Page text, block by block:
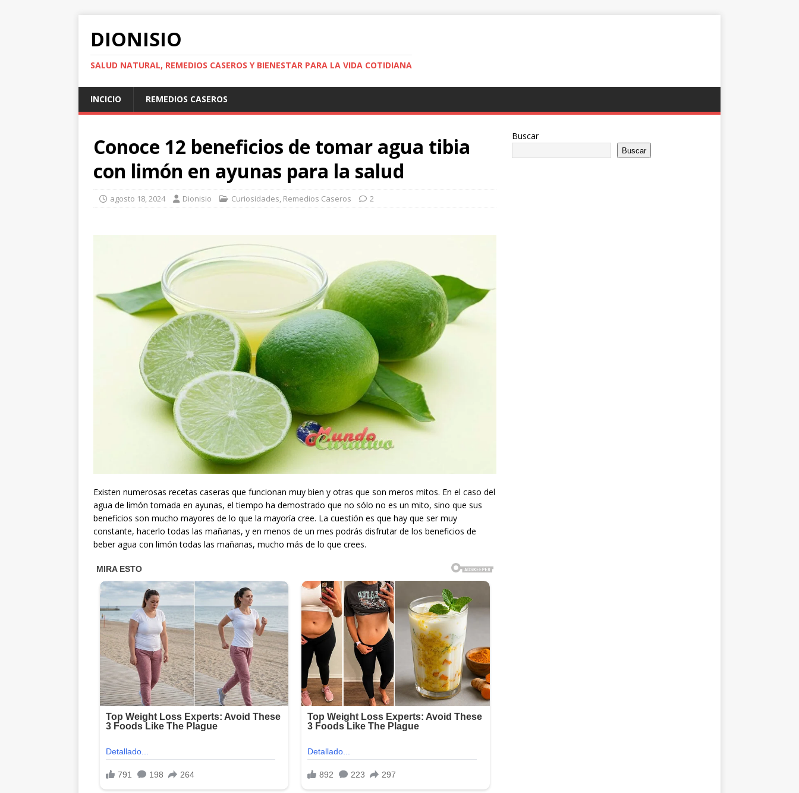
DIONISIO
SALUD NATURAL, REMEDIOS CASEROS Y BIENESTAR PARA LA VIDA COTIDIANA
INCICIO REMEDIOS CASEROS
Conoce 12 beneficios de tomar agua tibia
con limón en ayunas para la salud
agosto 18, 2024 Dionisio Curiosidades, Remedios Caseros 2
Existen numerosas recetas caseras que funcionan muy bien y otras que son meros mitos. En el caso del
agua de limón tomada en ayunas, el tiempo ha demostrado que no sólo no es un mito, sino que sus
beneficios son mucho mayores de lo que la mayoría cree. La cuestión es que hay que ser muy
constante, hacerlo todas las mañanas, y en menos de un mes podrás disfrutar de los beneficios de
beber agua con limón todas las mañanas, mucho más de lo que crees.
Buscar
Buscar